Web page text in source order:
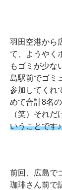
羽田空港から
て、ようやく
もゴミが少な
島駅前でゴミ
参加してくれ
めて合計8名
（笑）それだ
いうことです
前回、広島で
珈琲さん前で